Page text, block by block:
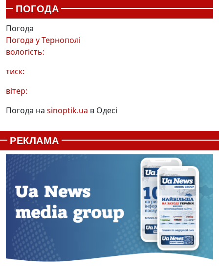
ПОГОДА
Погода
Погода уТернополі
вологість:
тиск:
вітер:
Погода на sinoptik.ua в Одесі
РЕКЛАМА